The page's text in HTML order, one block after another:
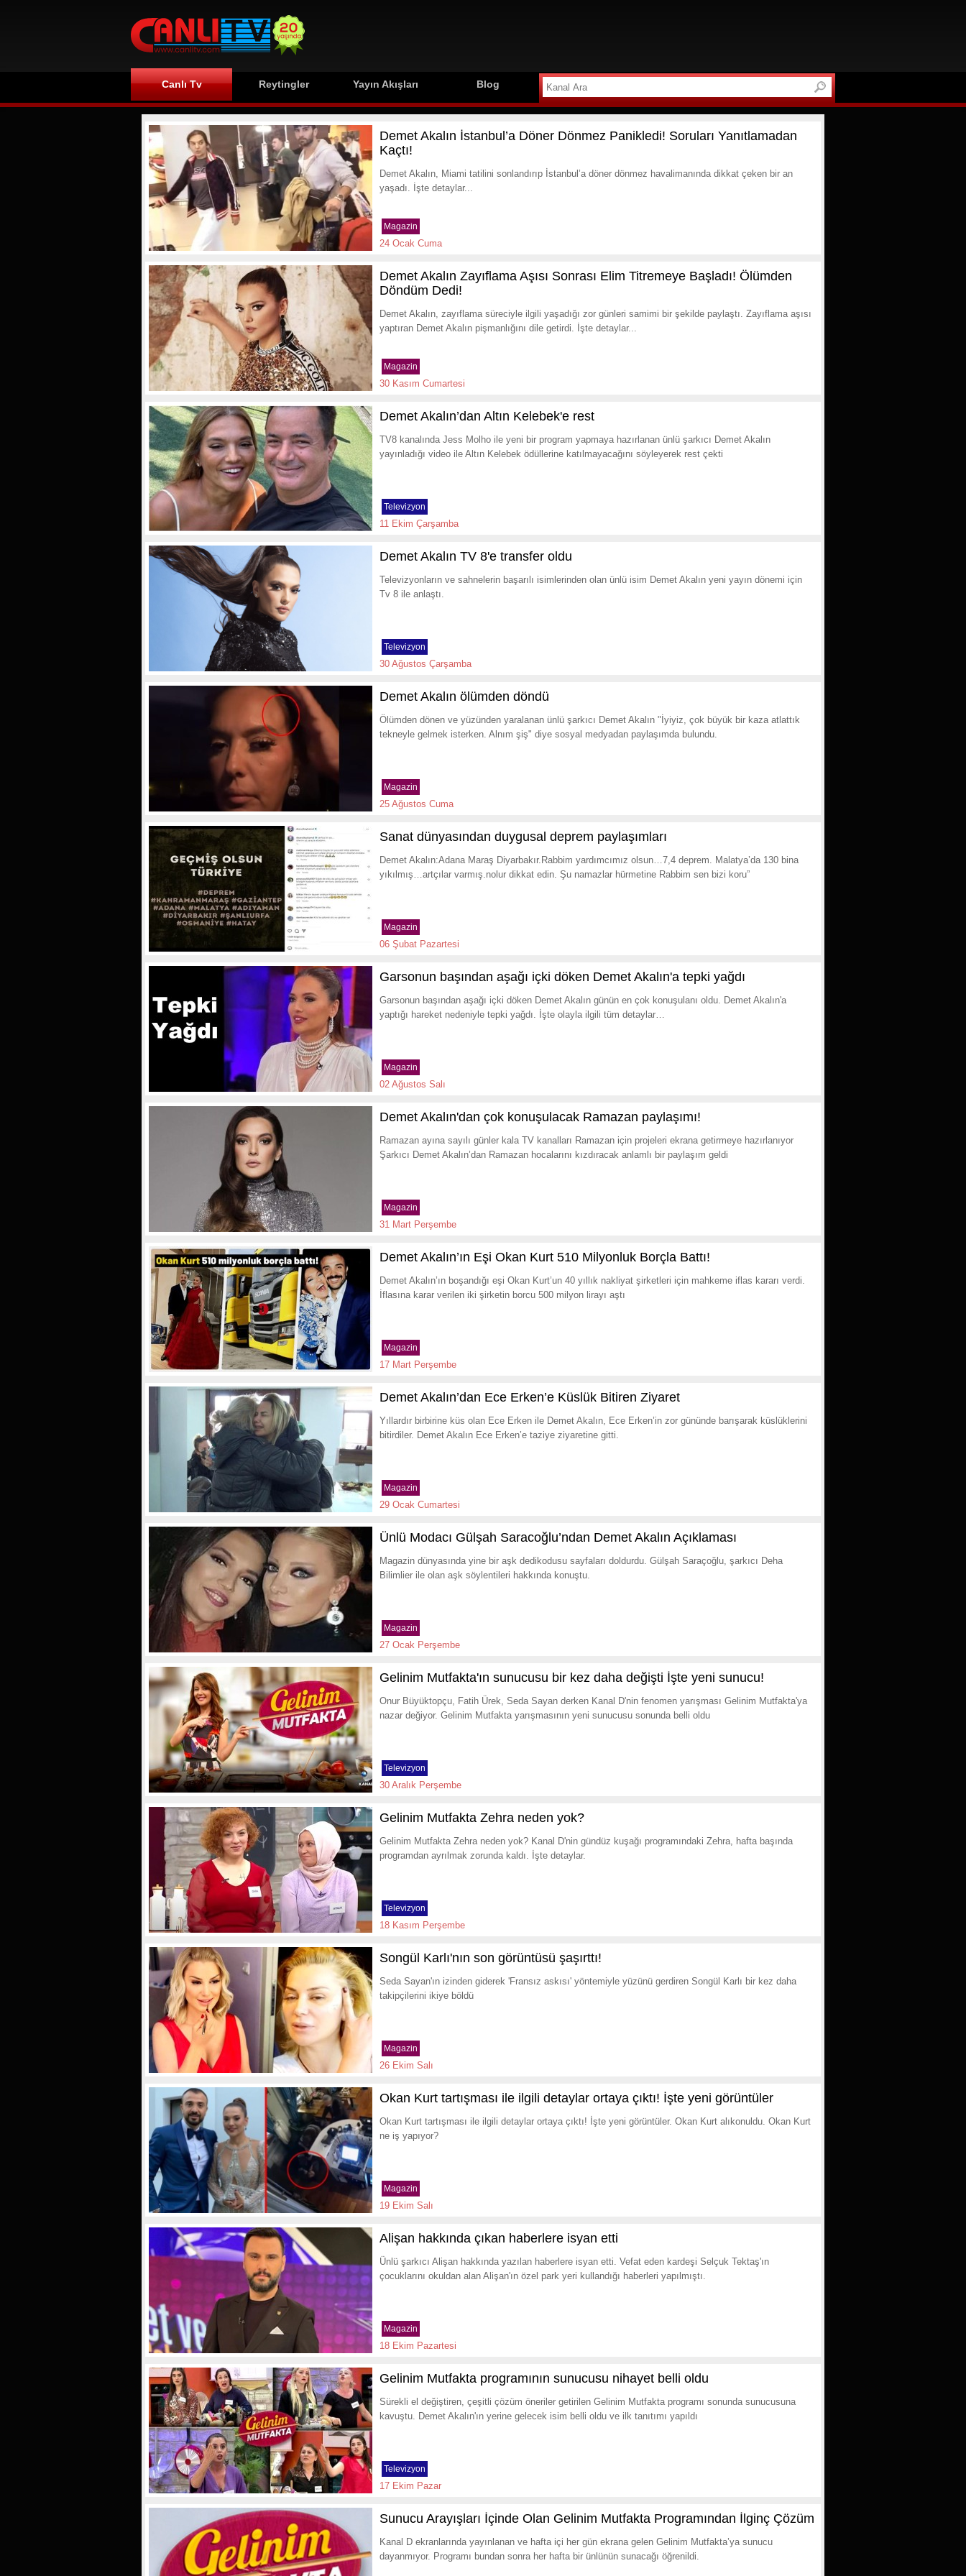
Canlı Tv Reytingler Yayın Akışları Blog
Demet Akalın İstanbul’a Döner Dönmez Panikledi! Soruları Yanıtlamadan
Kaçtı!
Demet Akalın, Miami tatilini sonlandırıp İstanbul’a döner dönmez havalimanında dikkat çeken bir an
yaşadı. İşte detaylar...
Magazin
24 Ocak Cuma
Demet Akalın Zayıflama Aşısı Sonrası Elim Titremeye Başladı! Ölümden
Döndüm Dedi!
Demet Akalın, zayıflama süreciyle ilgili yaşadığı zor günleri samimi bir şekilde paylaştı. Zayıflama aşısı
yaptıran Demet Akalın pişmanlığını dile getirdi. İşte detaylar...
Magazin
30 Kasım Cumartesi
Demet Akalın’dan Altın Kelebek'e rest
TV8 kanalında Jess Molho ile yeni bir program yapmaya hazırlanan ünlü şarkıcı Demet Akalın
yayınladığı video ile Altın Kelebek ödüllerine katılmayacağını söyleyerek rest çekti
Televizyon
11 Ekim Çarşamba
Demet Akalın TV 8'e transfer oldu
Televizyonların ve sahnelerin başarılı isimlerinden olan ünlü isim Demet Akalın yeni yayın dönemi için
Tv 8 ile anlaştı.
Televizyon
30 Ağustos Çarşamba
Demet Akalın ölümden döndü
Ölümden dönen ve yüzünden yaralanan ünlü şarkıcı Demet Akalın "İyiyiz, çok büyük bir kaza atlattık
tekneyle gelmek isterken. Alnım şiş" diye sosyal medyadan paylaşımda bulundu.
Magazin
25 Ağustos Cuma
Sanat dünyasından duygusal deprem paylaşımları
Demet Akalın:Adana Maraş Diyarbakır.Rabbim yardımcımız olsun…7,4 deprem. Malatya’da 130 bina
yıkılmış…artçılar varmış.nolur dikkat edin. Şu namazlar hürmetine Rabbim sen bizi koru”
Magazin
06 Şubat Pazartesi
Garsonun başından aşağı içki döken Demet Akalın'a tepki yağdı
Garsonun başından aşağı içki döken Demet Akalın günün en çok konuşulanı oldu. Demet Akalın'a
yaptığı hareket nedeniyle tepki yağdı. İşte olayla ilgili tüm detaylar…
Magazin
02 Ağustos Salı
Demet Akalın'dan çok konuşulacak Ramazan paylaşımı!
Ramazan ayına sayılı günler kala TV kanalları Ramazan için projeleri ekrana getirmeye hazırlanıyor
Şarkıcı Demet Akalın’dan Ramazan hocalarını kızdıracak anlamlı bir paylaşım geldi
Magazin
31 Mart Perşembe
Demet Akalın’ın Eşi Okan Kurt 510 Milyonluk Borçla Battı!
Demet Akalın’ın boşandığı eşi Okan Kurt’un 40 yıllık nakliyat şirketleri için mahkeme iflas kararı verdi.
İflasına karar verilen iki şirketin borcu 500 milyon lirayı aştı
Magazin
17 Mart Perşembe
Demet Akalın’dan Ece Erken’e Küslük Bitiren Ziyaret
Yıllardır birbirine küs olan Ece Erken ile Demet Akalın, Ece Erken’in zor gününde barışarak küslüklerini
bitirdiler. Demet Akalın Ece Erken’e taziye ziyaretine gitti.
Magazin
29 Ocak Cumartesi
Ünlü Modacı Gülşah Saracoğlu’ndan Demet Akalın Açıklaması
Magazin dünyasında yine bir aşk dedikodusu sayfaları doldurdu. Gülşah Saraçoğlu, şarkıcı Deha
Bilimlier ile olan aşk söylentileri hakkında konuştu.
Magazin
27 Ocak Perşembe
Gelinim Mutfakta'ın sunucusu bir kez daha değişti İşte yeni sunucu!
Onur Büyüktopçu, Fatih Ürek, Seda Sayan derken Kanal D'nin fenomen yarışması Gelinim Mutfakta'ya
nazar değiyor. Gelinim Mutfakta yarışmasının yeni sunucusu sonunda belli oldu
Televizyon
30 Aralık Perşembe
Gelinim Mutfakta Zehra neden yok?
Gelinim Mutfakta Zehra neden yok? Kanal D'nin gündüz kuşağı programındaki Zehra, hafta başında
programdan ayrılmak zorunda kaldı. İşte detaylar.
Televizyon
18 Kasım Perşembe
Songül Karlı'nın son görüntüsü şaşırttı!
Seda Sayan'ın izinden giderek 'Fransız askısı' yöntemiyle yüzünü gerdiren Songül Karlı bir kez daha
takipçilerini ikiye böldü
Magazin
26 Ekim Salı
Okan Kurt tartışması ile ilgili detaylar ortaya çıktı! İşte yeni görüntüler
Okan Kurt tartışması ile ilgili detaylar ortaya çıktı! İşte yeni görüntüler. Okan Kurt alıkonuldu. Okan Kurt
ne iş yapıyor?
Magazin
19 Ekim Salı
Alişan hakkında çıkan haberlere isyan etti
Ünlü şarkıcı Alişan hakkında yazılan haberlere isyan etti. Vefat eden kardeşi Selçuk Tektaş'ın
çocuklarını okuldan alan Alişan'ın özel park yeri kullandığı haberleri yapılmıştı.
Magazin
18 Ekim Pazartesi
Gelinim Mutfakta programının sunucusu nihayet belli oldu
Sürekli el değiştiren, çeşitli çözüm öneriler getirilen Gelinim Mutfakta programı sonunda sunucusuna
kavuştu. Demet Akalın'ın yerine gelecek isim belli oldu ve ilk tanıtımı yapıldı
Televizyon
17 Ekim Pazar
Sunucu Arayışları İçinde Olan Gelinim Mutfakta Programından İlginç Çözüm
Kanal D ekranlarında yayınlanan ve hafta içi her gün ekrana gelen Gelinim Mutfakta’ya sunucu
dayanmıyor. Programı bundan sonra her hafta bir ünlünün sunacağı öğrenildi.